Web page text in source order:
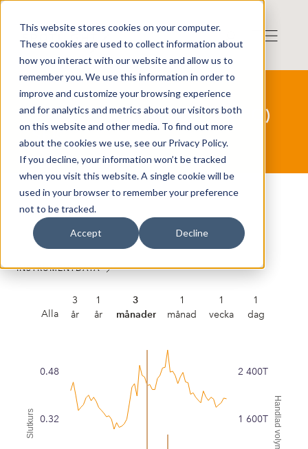
This website stores cookies on your computer.
These cookies are used to collect information about
how you interact with our website and allow us to
remember you. We use this information in order to
improve and customize your browsing experience
and for analytics and metrics about our visitors both
on this website and other media. To find out more
about the cookies we use, see our Privacy Policy.
If you decline, your information won’t be tracked
when you visit this website. A single cookie will be
used in your browser to remember your preference
not to be tracked.
Accept Decline
VALOUR AERODROME (AERO)
SEK
INSTRUMENTDATA
Alla
3
år
1
år
3
månader
1
månad
1
vecka
1
dag
Slutkurs Handlad volym
0.32
0.48
1 600T
2 400T